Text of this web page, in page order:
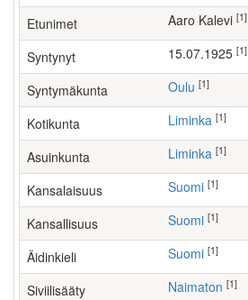
Etunimet Aaro Kalevi [1]
Syntynyt 15.07.1925 [1]
Syntymäkunta Oulu [1]
Kotikunta Liminka [1]
Asuinkunta Liminka [1]
Kansalaisuus Suomi [1]
Kansallisuus Suomi [1]
Äidinkieli Suomi [1]
Siviilisääty Naimaton [1]